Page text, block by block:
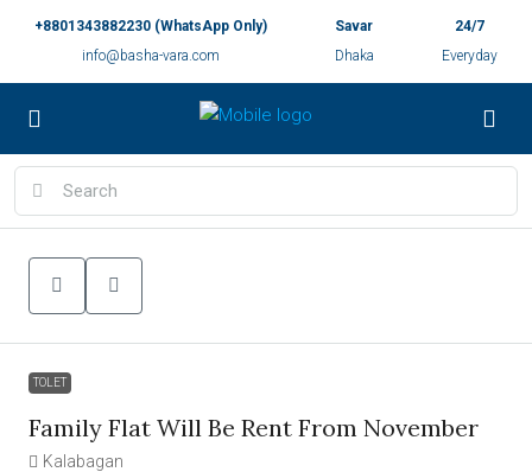
+8801343882230 (WhatsApp Only)
info@basha-vara.com
Savar
Dhaka
24/7
Everyday
TOLET
Family Flat Will Be Rent From November
Kalabagan